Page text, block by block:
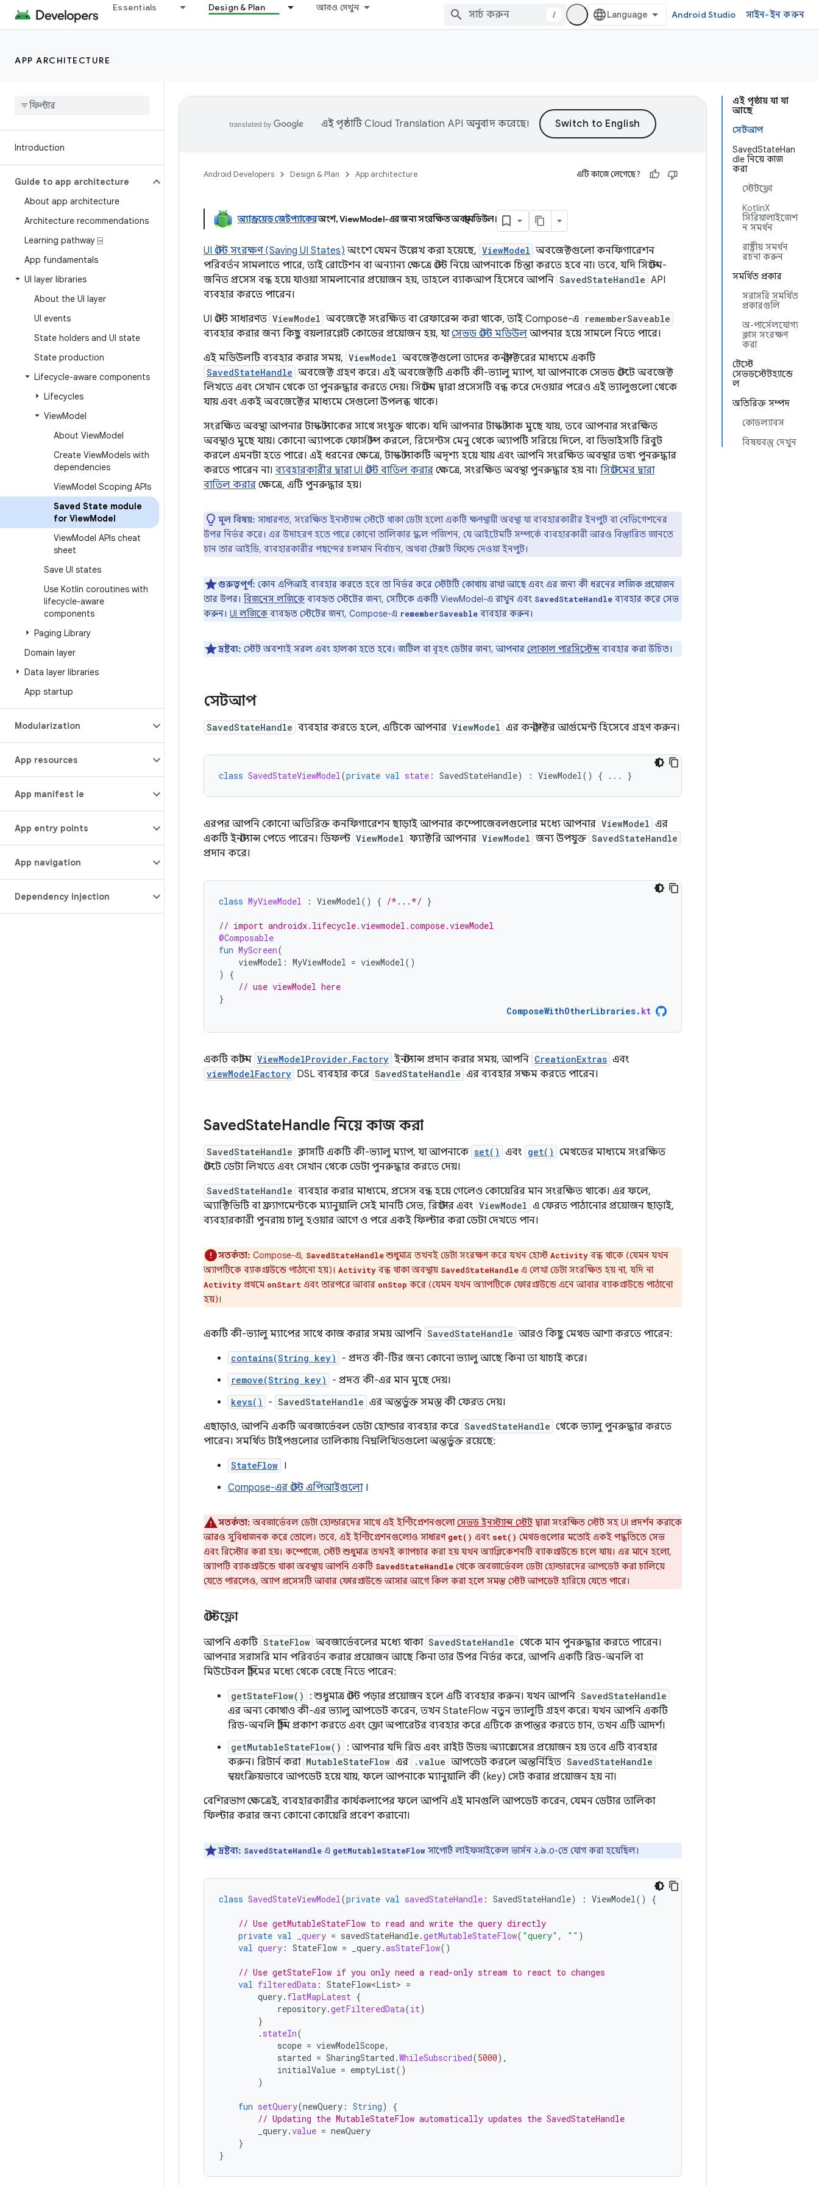
Essentials Design & Plan আরও দেখুন
/ Android Studio সাইন-ইন করুন
APP ARCHITECTURE
Introduction
Guide to app architecture
About app architecture
Architecture recommendations
Learning pathway ⍈
App fundamentals
UI layer libraries
About the UI layer
UI events
State holders and UI state
State production
Lifecycle-aware components
Lifecycles
ViewModel
About ViewModel
Create ViewModels with
dependencies
ViewModel Scoping APIs
Saved State module
for ViewModel
ViewModel APIs cheat
sheet
Save UI states
Use Kotlin coroutines with
lifecycle-aware
components
Paging Library
Domain layer
Data layer libraries
App startup
Modularization
App resources
App manifest file
App entry points
App navigation
Dependency injection
এই পৃষ্ঠায় যা যা
আছে
সেটআপ
SavedStateHan
dle নিয়ে কাজ
করা
স্টেটফ্লো
KotlinX
সিরিয়ালাইজেশ
ন সমর্থন
রাষ্ট্রীয় সমর্থন
রচনা করুন
সমর্থিত প্রকার
সরাসরি সমর্থিত
প্রকারগুলি
অ-পার্সেলযোগ্য
ক্লাস সংরক্ষণ
করা
টেস্টে
সেভডস্টেটহ্যান্ডে
ল
অতিরিক্ত সম্পদ
কোডল্যাবস
বিষয়বস্তু দেখুন
এই পৃষ্ঠাটিCloud Translation API অনুবাদ করেছে।
Android Developers Design & Plan App architecture এটি কাজে লেগেছে?
অ্যান্ড্রয়েড জেটপ্যাকেরঅংশ,ViewModel-এর জন্য সংরক্ষিত অবস্থা মডিউল।
UI স্টেট সংরক্ষণ (Saving UI States) অংশে যেমন উল্লেখ করা হয়েছে, ViewModel অবজেক্টগুলো কনফিগারেশন
পরিবর্তন সামলাতে পারে, তাই রোটেশন বা অন্যান্য ক্ষেত্রে স্টেট নিয়ে আপনাকে চিন্তা করতে হবে না। তবে, যদি সিস্টেম-
জনিত প্রসেস বন্ধ হয়ে যাওয়া সামলানোর প্রয়োজন হয়, তাহলে ব্যাকআপ হিসেবে আপনি SavedStateHandle API
ব্যবহার করতে পারেন।
UI স্টেট সাধারণত ViewModel অবজেক্টে সংরক্ষিত বা রেফারেন্স করা থাকে, তাই Compose-এ rememberSaveable
ব্যবহার করার জন্য কিছু বয়লারপ্লেট কোডের প্রয়োজন হয়, যাসেভড স্টেট মডিউল আপনার হয়ে সামলে নিতে পারে।
এই মডিউলটি ব্যবহার করার সময়, ViewModel অবজেক্টগুলো তাদের কনস্ট্রাক্টরের মাধ্যমে একটি
SavedStateHandle অবজেক্ট গ্রহণ করে। এই অবজেক্টটি একটি কী-ভ্যালু ম্যাপ, যা আপনাকে সেভড স্টেটে অবজেক্ট
লিখতে এবং সেখান থেকে তা পুনরুদ্ধার করতে দেয়। সিস্টেম দ্বারা প্রসেসটি বন্ধ করে দেওয়ার পরেও এই ভ্যালুগুলো থেকে
যায় এবং একই অবজেক্টের মাধ্যমে সেগুলো উপলব্ধ থাকে।
সংরক্ষিত অবস্থা আপনার টাস্ক স্ট্যাকের সাথে সংযুক্ত থাকে। যদি আপনার টাস্ক স্ট্যাক মুছে যায়, তবে আপনার সংরক্ষিত
অবস্থাও মুছে যায়। কোনো অ্যাপকে ফোর্স স্টপ করলে, রিসেন্টস মেনু থেকে অ্যাপটি সরিয়ে দিলে, বা ডিভাইসটি রিবুট
করলে এমনটা হতে পারে। এই ধরনের ক্ষেত্রে, টাস্ক স্ট্যাকটি অদৃশ্য হয়ে যায় এবং আপনি সংরক্ষিত অবস্থার তথ্য পুনরুদ্ধার
করতে পারেন না। ব্যবহারকারীর দ্বারা UI স্টেট বাতিল করার ক্ষেত্রে, সংরক্ষিত অবস্থা পুনরুদ্ধার হয় না। সিস্টেমের দ্বারা
বাতিল করার ক্ষেত্রে, এটি পুনরুদ্ধার হয়।
মূল বিষয়: সাধারণত, সংরক্ষিত ইনস্ট্যান্স স্টেটে থাকা ডেটা হলো একটি ক্ষণস্থায়ী অবস্থা যা ব্যবহারকারীর ইনপুট বা নেভিগেশনের
উপর নির্ভর করে। এর উদাহরণ হতে পারে কোনো তালিকার স্ক্রল পজিশন, যে আইটেমটি সম্পর্কে ব্যবহারকারী আরও বিস্তারিত জানতে
চান তার আইডি, ব্যবহারকারীর পছন্দের চলমান নির্বাচন, অথবা টেক্সট ফিল্ডে দেওয়া ইনপুট।
গুরুত্বপূর্ণ: কোন এপিআই ব্যবহার করতে হবে তা নির্ভর করে স্টেটটি কোথায় রাখা আছে এবং এর জন্য কী ধরনের লজিক প্রয়োজন
তার উপর। বিজনেস লজিকে ব্যবহৃত স্টেটের জন্য, সেটিকে একটি ViewModel-এ রাখুন এবং SavedStateHandle ব্যবহার করে সেভ
করুন। UI লজিকে ব্যবহৃত স্টেটের জন্য, Compose-এ rememberSaveable ব্যবহার করুন।
দ্রষ্টব্য: স্টেট অবশ্যই সরল এবং হালকা হতে হবে। জটিল বা বৃহৎ ডেটার জন্য, আপনার লোকাল পারসিস্টেন্স ব্যবহার করা উচিত।
সেটআপ
SavedStateHandle ব্যবহার করতে হলে, এটিকে আপনার ViewModel এর কনস্ট্রাক্টর আর্গুমেন্ট হিসেবে গ্রহণ করুন।
class SavedStateViewModel(private val state : SavedStateHandle) : ViewModel() { ... }
এরপর আপনি কোনো অতিরিক্ত কনফিগারেশন ছাড়াই আপনার কম্পোজেবলগুলোর মধ্যে আপনার ViewModel এর
একটি ইনস্ট্যান্স পেতে পারেন। ডিফল্ট ViewModel ফ্যাক্টরি আপনার ViewModel জন্য উপযুক্ত SavedStateHandle
প্রদান করে।
class MyViewModel : ViewModel() { /*...*/ }
// import androidx.lifecycle.viewmodel.compose.viewModel
@Composable
fun MyScreen(
viewModel : MyViewModel = viewModel()
)
{
// use viewModel here
}
ComposeWithOtherLibraries. kt
একটি কাস্টম ViewModelProvider.Factory ইনস্ট্যান্স প্রদান করার সময়, আপনি CreationExtras এবং
viewModelFactory DSL ব্যবহার করে SavedStateHandle এর ব্যবহার সক্ষম করতে পারেন।
SavedStateHandle নিয়ে কাজ করা
SavedStateHandle ক্লাসটি একটি কী-ভ্যালু ম্যাপ, যা আপনাকে set() এবং get() মেথডের মাধ্যমে সংরক্ষিত
স্টেটে ডেটা লিখতে এবং সেখান থেকে ডেটা পুনরুদ্ধার করতে দেয়।
SavedStateHandle ব্যবহার করার মাধ্যমে, প্রসেস বন্ধ হয়ে গেলেও কোয়েরির মান সংরক্ষিত থাকে। এর ফলে,
অ্যাক্টিভিটি বা ফ্র্যাগমেন্টকে ম্যানুয়ালি সেই মানটি সেভ, রিস্টোর এবং ViewModel এ ফেরত পাঠানোর প্রয়োজন ছাড়াই,
ব্যবহারকারী পুনরায় চালু হওয়ার আগে ও পরে একই ফিল্টার করা ডেটা দেখতে পান।
সতর্কতা: Compose-এ, SavedStateHandleশুধুমাত্র তখনই ডেটা সংরক্ষণ করে যখন হোস্ট Activity বন্ধ থাকে (যেমন যখন
অ্যাপটিকে ব্যাকগ্রাউন্ডে পাঠানো হয়)। Activity বন্ধ থাকা অবস্থায় SavedStateHandle এ লেখা ডেটা সংরক্ষিত হয় না, যদি না
Activity প্রথমে onStart এবং তারপরে আবার onStop করে (যেমন যখন অ্যাপটিকে ফোরগ্রাউন্ডে এনে আবার ব্যাকগ্রাউন্ডে পাঠানো
হয়)।
একটি কী-ভ্যালু ম্যাপের সাথে কাজ করার সময় আপনি SavedStateHandle আরও কিছু মেথড আশা করতে পারেন:
contains(String key) - প্রদত্ত কী-টির জন্য কোনো ভ্যালু আছে কিনা তা যাচাই করে।
remove(String key) - প্রদত্ত কী-এর মান মুছে দেয়।
keys() - SavedStateHandle এর অন্তর্ভুক্ত সমস্ত কী ফেরত দেয়।
এছাড়াও, আপনি একটি অবজার্ভেবল ডেটা হোল্ডার ব্যবহার করে SavedStateHandle থেকে ভ্যালু পুনরুদ্ধার করতে
পারেন। সমর্থিত টাইপগুলোর তালিকায় নিম্নলিখিতগুলো অন্তর্ভুক্ত রয়েছে:
StateFlow ।
Compose-এর স্টেট এপিআইগুলো।
সতর্কতা: অবজার্ভেবল ডেটা হোল্ডারদের সাথে এই ইন্টিগ্রেশনগুলোসেভড ইনস্ট্যান্স স্টেট দ্বারা সংরক্ষিত স্টেট সহ UI প্রদর্শন করাকে
আরও সুবিধাজনক করে তোলে। তবে, এই ইন্টিগ্রেশনগুলোও সাধারণ get() এবং set() মেথডগুলোর মতোই একই পদ্ধতিতে সেভ
এবং রিস্টোর করা হয়। কম্পোজে, স্টেট শুধুমাত্র তখনই ক্যাপচার করা হয় যখন অ্যাপ্লিকেশনটি ব্যাকগ্রাউন্ডে চলে যায়। এর মানে হলো,
অ্যাপটি ব্যাকগ্রাউন্ডে থাকা অবস্থায় আপনি একটি SavedStateHandle থেকে অবজার্ভেবল ডেটা হোল্ডারদের আপডেট করা চালিয়ে
যেতে পারলেও, অ্যাপ প্রসেসটি আবার ফোরগ্রাউন্ডে আসার আগে কিল করা হলে সমস্ত স্টেট আপডেট হারিয়ে যেতে পারে।
স্টেটফ্লো
আপনি একটি StateFlow অবজার্ভেবলের মধ্যে থাকা SavedStateHandle থেকে মান পুনরুদ্ধার করতে পারেন।
আপনার সরাসরি মান পরিবর্তন করার প্রয়োজন আছে কিনা তার উপর নির্ভর করে, আপনি একটি রিড-অনলি বা
মিউটেবল স্ট্রিমের মধ্যে থেকে বেছে নিতে পারেন:
getStateFlow() : শুধুমাত্র স্টেট পড়ার প্রয়োজন হলে এটি ব্যবহার করুন। যখন আপনি SavedStateHandle
এর অন্য কোথাও কী-এর ভ্যালু আপডেট করেন, তখন StateFlow নতুন ভ্যালুটি গ্রহণ করে। যখন আপনি একটি
রিড-অনলি স্ট্রিম প্রকাশ করতে এবং ফ্লো অপারেটর ব্যবহার করে এটিকে রূপান্তর করতে চান, তখন এটি আদর্শ।
getMutableStateFlow()
: আপনার যদি রিড এবং রাইট উভয় অ্যাক্সেসের প্রয়োজন হয় তবে এটি ব্যবহার
করুন। রিটার্ন করা MutableStateFlow এর .value আপডেট করলে অন্তর্নিহিত SavedStateHandle
স্বয়ংক্রিয়ভাবে আপডেট হয়ে যায়, ফলে আপনাকে ম্যানুয়ালি কী (key) সেট করার প্রয়োজন হয় না।
বেশিরভাগ ক্ষেত্রেই, ব্যবহারকারীর কার্যকলাপের ফলে আপনি এই মানগুলি আপডেট করেন, যেমন ডেটার তালিকা
ফিল্টার করার জন্য কোনো কোয়েরি প্রবেশ করানো।
দ্রষ্টব্য: SavedStateHandle এ getMutableStateFlow সাপোর্ট লাইফসাইকেল ভার্সন ২.৯.০-তে যোগ করা হয়েছিল।
class SavedStateViewModel(private val savedStateHandle : SavedStateHandle) : ViewModel() {
// Use getMutableStateFlow to read and write the query directly
private val _query = savedStateHandle.getMutableStateFlow( "query" , "" )
val query : StateFlow = _query.asStateFlow()
// Use getStateFlow if you only need a read-only stream to react to changes
val filteredData : StateFlow<List> =
query. flatMapLatest {
repository.getFilteredData(it)
}
. stateIn(
scope = viewModelScope,
started = SharingStarted .WhileSubscribed(5000),
initialValue = emptyList()
)
fun setQuery(newQuery : String)
{
// Updating the MutableStateFlow automatically updates the SavedStateHandle
_query.value = newQuery
}
}